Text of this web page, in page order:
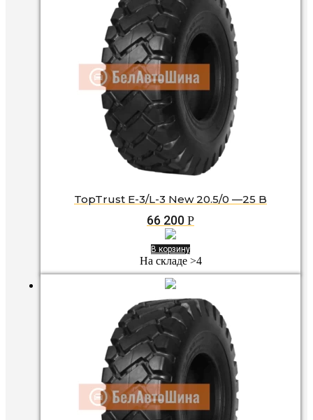
TopTrust E-3/L-3 New 20.5/0 —25 B
66 200 Р
В корзину
На складе >4